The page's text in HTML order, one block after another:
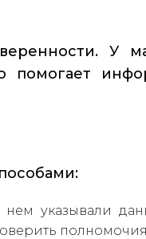
У
помогает
указывали